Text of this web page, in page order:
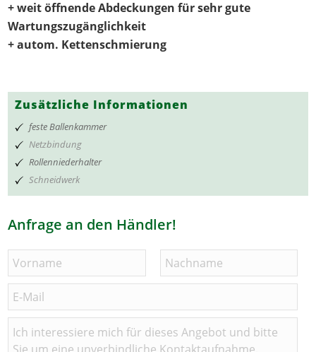
+ weit öffnende Abdeckungen für sehr gute
Wartungszugänglichkeit
+ autom. Kettenschmierung
Zusätzliche Informationen
feste Ballenkammer
Netzbindung
Rollenniederhalter
Schneidwerk
Anfrage an den Händler!
N
m
e
*
V
o
r
n
a
N
c
h
n
E
M
a
K
o